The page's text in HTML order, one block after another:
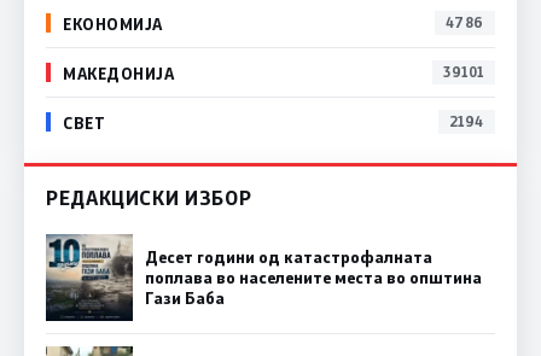
ЕКОНОМИЈА 4786
МАКЕДОНИЈА 39101
СВЕТ 2194
РЕДАКЦИСКИ ИЗБОР
Десет години од катастрофалната
поплава во населените места во општина
Гази Баба